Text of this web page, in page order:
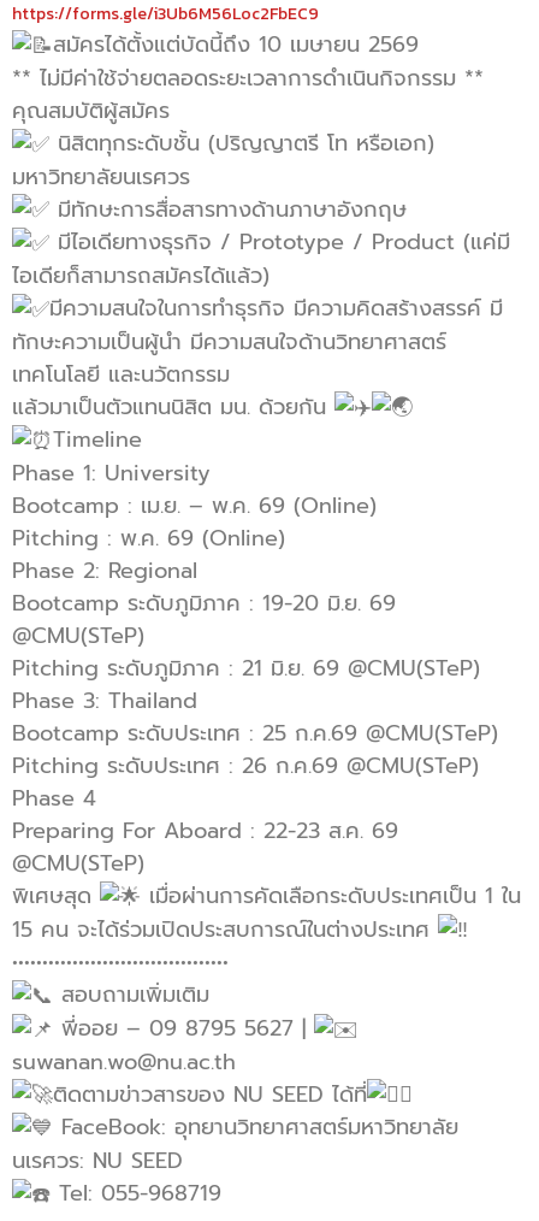
https://forms.gle/i3Ub6M56Loc2FbEC9
สมัครได้ตั้งแต่บัดนี้ถึง 10 เมษายน 2569
** ไม่มีค่าใช้จ่ายตลอดระยะเวลาการดำเนินกิจกรรม **
คุณสมบัติผู้สมัคร
นิสิตทุกระดับชั้น (ปริญญาตรี โท หรือเอก)
มหาวิทยาลัยนเรศวร
มีทักษะการสื่อสารทางด้านภาษาอังกฤษ
มีไอเดียทางธุรกิจ / Prototype / Product (แค่มี
ไอเดียก็สามารถสมัครได้แล้ว)
มีความสนใจในการทำธุรกิจ มีความคิดสร้างสรรค์ มี
ทักษะความเป็นผู้นำ มีความสนใจด้านวิทยาศาสตร์
เทคโนโลยี และนวัตกรรม
แล้วมาเป็นตัวแทนนิสิต มน. ด้วยกัน
Timeline
Phase 1: University
Bootcamp : เม.ย. – พ.ค. 69 (Online)
Pitching : พ.ค. 69 (Online)
Phase 2: Regional
Bootcamp ระดับภูมิภาค : 19-20 มิ.ย. 69
@CMU(STeP)
Pitching ระดับภูมิภาค : 21 มิ.ย. 69 @CMU(STeP)
Phase 3: Thailand
Bootcamp ระดับประเทศ : 25 ก.ค.69 @CMU(STeP)
Pitching ระดับประเทศ : 26 ก.ค.69 @CMU(STeP)
Phase 4
Preparing For Aboard : 22-23 ส.ค. 69
@CMU(STeP)
พิเศษสุด
เมื่อผ่านการคัดเลือกระดับประเทศเป็น 1 ใน
15 คน จะได้ร่วมเปิดประสบการณ์ในต่างประเทศ
••••••••••••••••••••••••••••••••••••
สอบถามเพิ่มเติม
พี่ออย – 09 8795 5627 |
suwanan.wo@nu.ac.th
ติดตามข่าวสารของ NU SEED ได้ที่
FaceBook: อุทยานวิทยาศาสตร์มหาวิทยาลัย
นเรศวร: NU SEED
Tel: 055-968719